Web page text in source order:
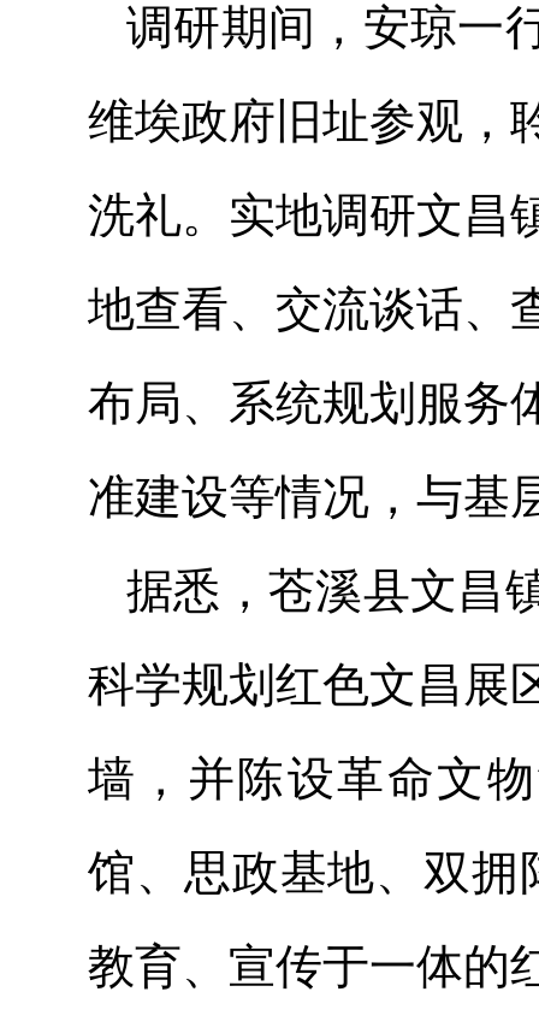
调研期间，安琼一
维埃政府旧址参观，
洗礼。实地调研文昌
地查看、交流谈话、
布局、系统规划服务
准建设等情况，与基
据悉，苍溪县文昌
科学规划红色文昌展
墙，并陈设革命文
馆、思政基地、双拥
教育、宣传于一体的